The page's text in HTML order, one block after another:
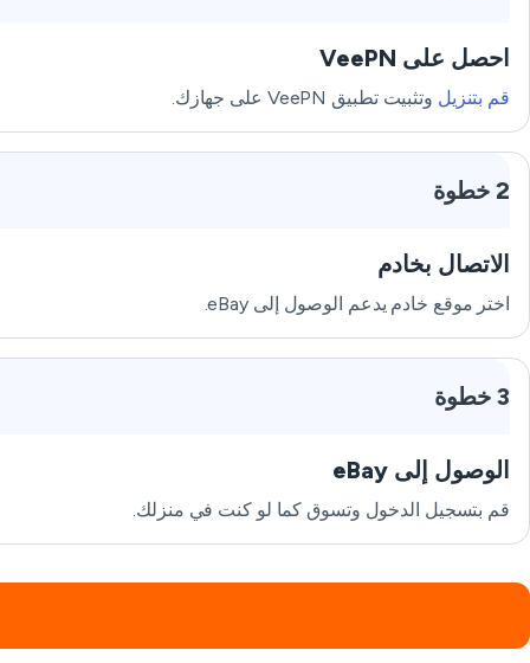
احصل على VeePN
قم بتنزيل وتثبيت تطبيق VeePN على جهازك.
2 خطوة
الاتصال بخادم
اختر موقع خادم يدعم الوصول إلى eBay.
3 خطوة
الوصول إلى eBay
قم بتسجيل الدخول وتسوق كما لو كنت في منزلك.